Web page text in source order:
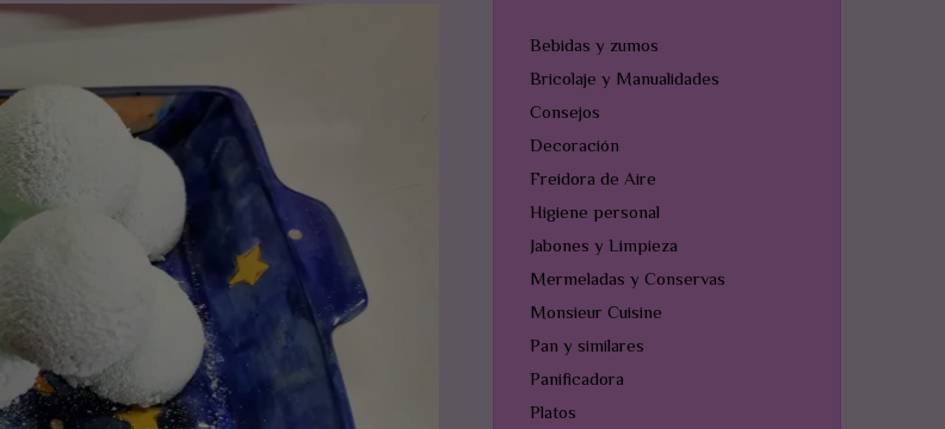
Bebidas y zumos
Bricolaje y Manualidades
Consejos
Decoración
Freidora de Aire
Higiene personal
Jabones y Limpieza
Mermeladas y Conservas
Monsieur Cuisine
Pan y similares
Panificadora
Platos